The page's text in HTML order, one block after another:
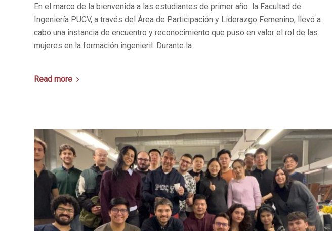
En el marco de la bienvenida a las estudiantes de primer año la Facultad de
Ingeniería PUCV, a través del Área de Participación y Liderazgo Femenino, llevó a
cabo una instancia de encuentro y reconocimiento que puso en valor el rol de las
mujeres en la formación ingenieril. Durante la
Read more